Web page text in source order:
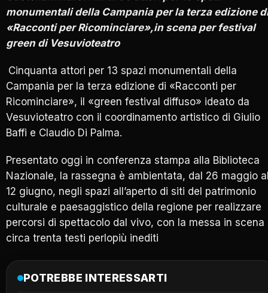
monumentali della Campania per la terza edizione
«Racconti per Ricominciare»,in scena per festival
green di Vesuvioteatro
Cinquanta attori per 13 spazi monumentali della
Campania per la terza edizione di «Racconti per
Ricominciare», il «green festival diffuso» ideato da
Vesuvioteatro con il coordinamento artistico di Giulio
Baffi e Claudio Di Palma.
Presentato oggi in conferenza stampa alla Biblioteca
Nazionale, la rassegna è ambientata, dal 26 maggio
12 giugno, negli spazi all’aperto di siti del patrimonio
culturale e paesaggistico della regione per realizzare
percorsi di spettacolo dal vivo, con la messa in scena
circa trenta testi perlopiù inediti
POTREBBE INTERESSARTI